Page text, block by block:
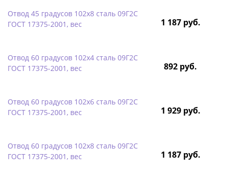
Отвод 45 градусов 102х8 сталь 09Г2С
ГОСТ 17375-2001, вес
1 187 руб.
Отвод 60 градусов 102х4 сталь 09Г2С
ГОСТ 17375-2001, вес
892 руб.
Отвод 60 градусов 102х6 сталь 09Г2С
ГОСТ 17375-2001, вес
1 929 руб.
Отвод 60 градусов 102х8 сталь 09Г2С
ГОСТ 17375-2001, вес
1 187 руб.